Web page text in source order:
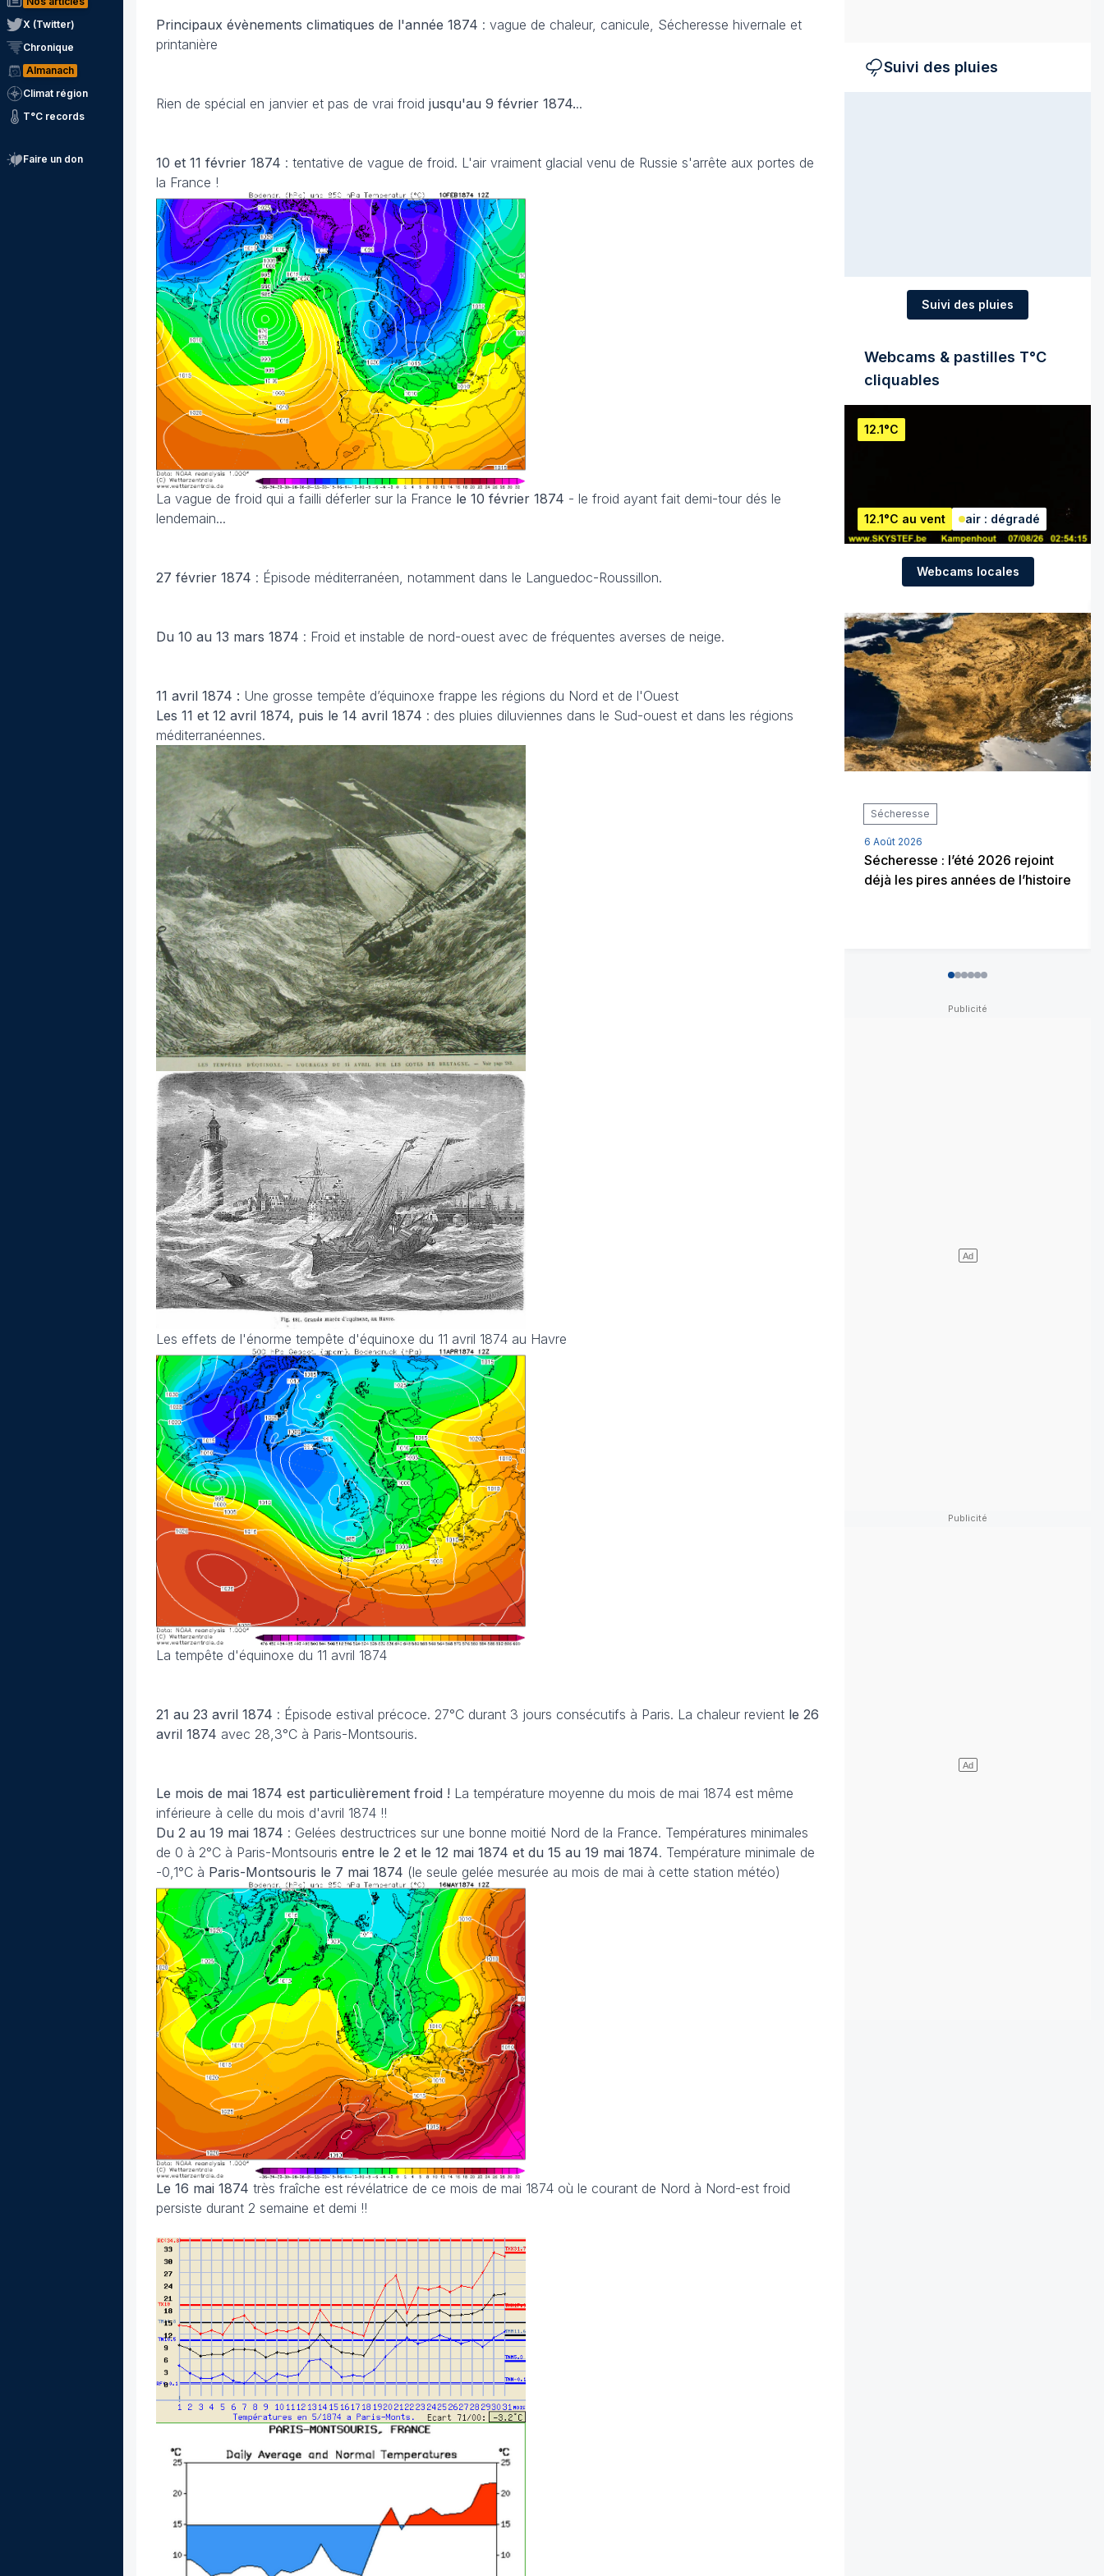
X (Twitter)
Chronique
Almanach
Climat région
T°C records
Faire un don
Principaux évènements climatiques de l'année 1874 : vague de chaleur, canicule, Sécheresse hivernale et
printanière
Rien de spécial en janvier et pas de vrai froid jusqu'au 9 février 1874...
10 et 11 février 1874 : tentative de vague de froid. L'air vraiment glacial venu de Russie s'arrête aux portes de
la France !
La vague de froid qui a failli déferler sur la France le 10 février 1874 - le froid ayant fait demi-tour dés le
lendemain...
27 février 1874 : Épisode méditerranéen, notamment dans le Languedoc-Roussillon.
Du 10 au 13 mars 1874 : Froid et instable de nord-ouest avec de fréquentes averses de neige.
11 avril 1874 : Une grosse tempête d’équinoxe frappe les régions du Nord et de l'Ouest
Les 11 et 12 avril 1874, puis le 14 avril 1874 : des pluies diluviennes dans le Sud-ouest et dans les régions
méditerranéennes.
Les effets de l'énorme tempête d'équinoxe du 11 avril 1874 au Havre
La tempête d'équinoxe du 11 avril 1874
21 au 23 avril 1874 : Épisode estival précoce. 27°C durant 3 jours consécutifs à Paris. La chaleur revient le 26
avril 1874 avec 28,3°C à Paris-Montsouris.
Le mois de mai 1874 est particulièrement froid ! La température moyenne du mois de mai 1874 est même
inférieure à celle du mois d'avril 1874 !!
Du 2 au 19 mai 1874 : Gelées destructrices sur une bonne moitié Nord de la France. Températures minimales
de 0 à 2°C à Paris-Montsouris entre le 2 et le 12 mai 1874 et du 15 au 19 mai 1874. Température minimale de
-0,1°C à Paris-Montsouris le 7 mai 1874 (le seule gelée mesurée au mois de mai à cette station météo)
Le 16 mai 1874 très fraîche est révélatrice de ce mois de mai 1874 où le courant de Nord à Nord-est froid
persiste durant 2 semaine et demi !!
Suivi des pluies
Suivi des pluies
Webcams & pastilles T°C
cliquables
12.1°C
12.1°C au vent air : dégradé
Webcams locales
Sécheresse
6 Août 2026
Sécheresse : l’été 2026 rejoint
déjà les pires années de l’histoire
012345